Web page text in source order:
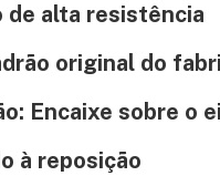
de alta resistência
original do
Encaixe sobre o
à reposição